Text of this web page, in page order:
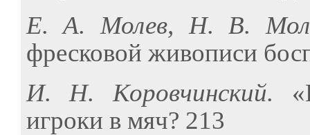
Е. А. Молев, Н. В.
фресковой живописи
И. Н. Коровчинский.
игроки в мяч? 213